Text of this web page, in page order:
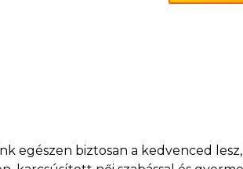
egészen biztosan a kedvenced